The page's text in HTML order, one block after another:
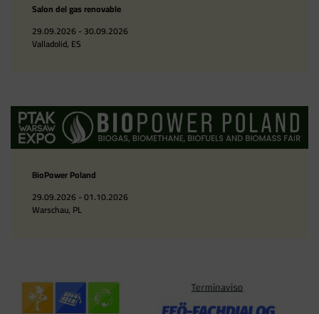
Salon del gas renovable
29.09.2026 - 30.09.2026
Valladolid, ES
BioPower Poland
29.09.2026 - 01.10.2026
Warschau, PL